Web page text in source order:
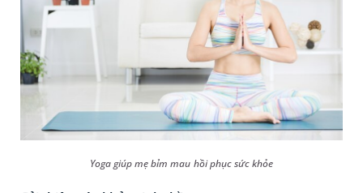
Yoga giúp mẹ bỉm mau hồi phục sức khỏe